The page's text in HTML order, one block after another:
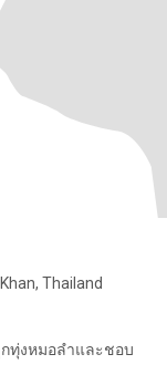
Thailand
ทุ่งหมอลำและชอบ